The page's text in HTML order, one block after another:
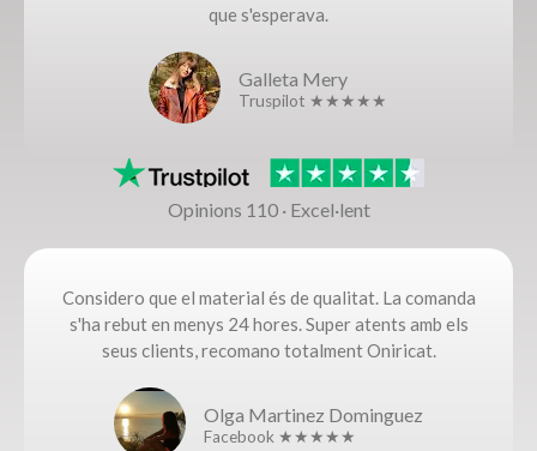
que s'esperava.
Galleta Mery
Truspilot ★★★★★
Opinions 110 · Excel·lent
Considero que el material és de qualitat. La comanda
s'ha rebut en menys 24 hores. Super atents amb els
seus clients, recomano totalment Oniricat.
Olga Martinez Dominguez
Facebook ★★★★★